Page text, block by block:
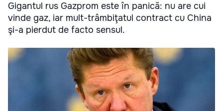
Gigantul rus Gazprom este în panică: nu are cui
vinde gaz, iar mult-trâmbiţatul contract cu China
şi-a pierdut de facto sensul.